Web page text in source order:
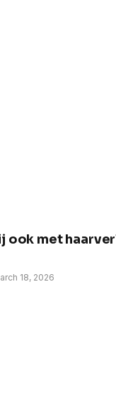
ook met
18, 2026